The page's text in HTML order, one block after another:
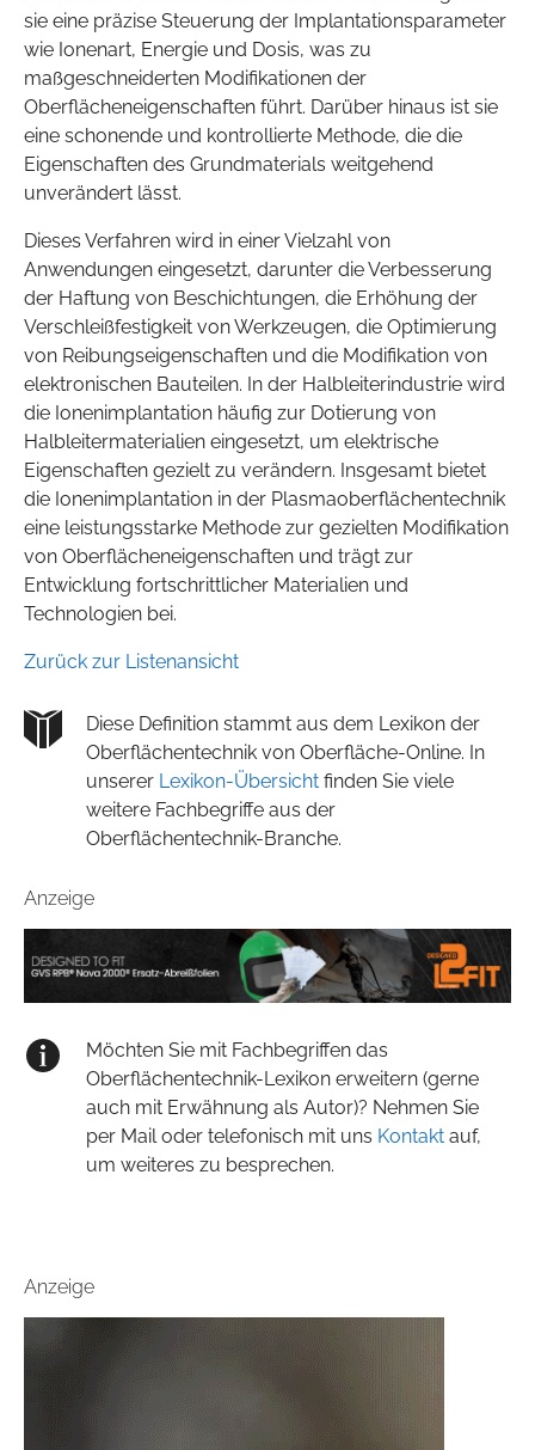
sie eine präzise Steuerung der Implantationsparameter
wie Ionenart, Energie und Dosis, was zu
maßgeschneiderten Modifikationen der
Oberflächeneigenschaften führt. Darüber hinaus ist sie
eine schonende und kontrollierte Methode, die die
Eigenschaften des Grundmaterials weitgehend
unverändert lässt.
Dieses Verfahren wird in einer Vielzahl von
Anwendungen eingesetzt, darunter die Verbesserung
der Haftung von Beschichtungen, die Erhöhung der
Verschleißfestigkeit von Werkzeugen, die Optimierung
von Reibungseigenschaften und die Modifikation von
elektronischen Bauteilen. In der Halbleiterindustrie wird
die Ionenimplantation häufig zur Dotierung von
Halbleitermaterialien eingesetzt, um elektrische
Eigenschaften gezielt zu verändern. Insgesamt bietet
die Ionenimplantation in der Plasmaoberflächentechnik
eine leistungsstarke Methode zur gezielten Modifikation
von Oberflächeneigenschaften und trägt zur
Entwicklung fortschrittlicher Materialien und
Technologien bei.
Zurück zur Listenansicht
Diese Definition stammt aus dem Lexikon der
Oberflächentechnik von Oberfläche-Online. In
unserer Lexikon-Übersicht finden Sie viele
weitere Fachbegriffe aus der
Oberflächentechnik-Branche.
Anzeige
Möchten Sie mit Fachbegriffen das
Oberflächentechnik-Lexikon erweitern (gerne
auch mit Erwähnung als Autor)? Nehmen Sie
per Mail oder telefonisch mit uns Kontakt auf,
um weiteres zu besprechen.
Anzeige